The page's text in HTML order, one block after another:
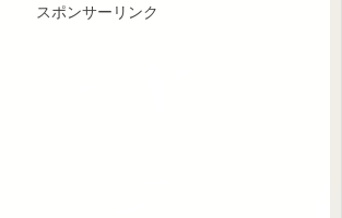
スポンサーリンク